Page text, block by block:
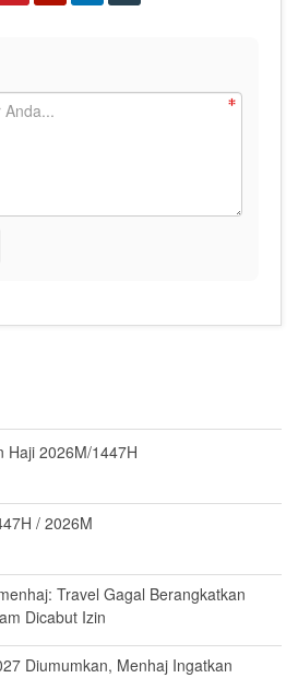
Haji 2026M/1447H
/ 2026M
Travel Gagal Berangkatkan
Dicabut Izin
Diumumkan, Menhaj Ingatkan